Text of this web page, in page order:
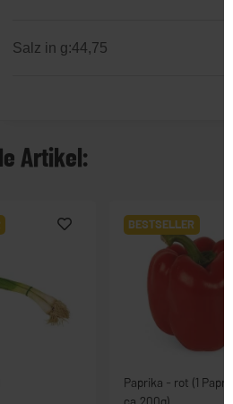
Salz in g:44,75
Artikel:
BESTSELLER
Paprika - rot (1